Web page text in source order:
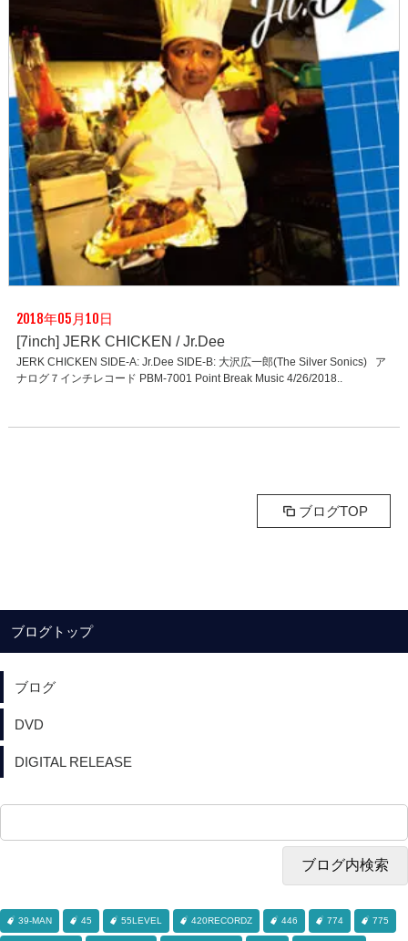
2018年05月10日
[7inch] JERK CHICKEN / Jr.Dee
JERK CHICKEN SIDE-A: Jr.Dee SIDE-B: 大沢広一郎(The Silver Sonics) ア
ナログ７インチレコード PBM-7001 Point Break Music 4/26/2018..
ブログTOP
ブログトップ
ブログ
DVD
DIGITAL RELEASE
39-MAN 45 55LEVEL 420RECORDZ 446 774 775